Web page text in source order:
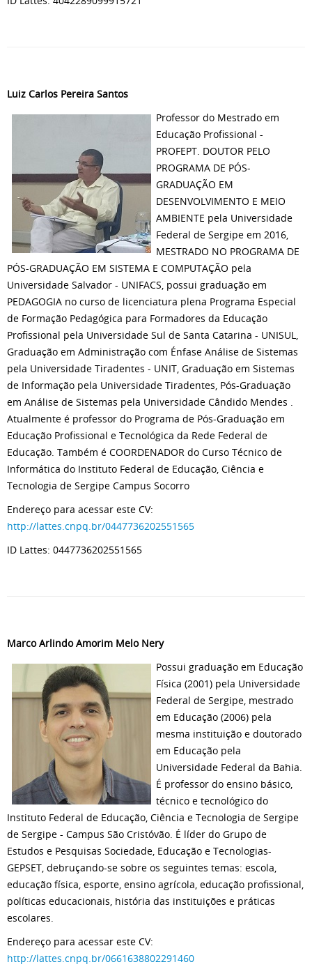
Luiz Carlos Pereira Santos
Professor do Mestrado em
Educação Profissional -
PROFEPT. DOUTOR PELO
PROGRAMA DE PÓS-
GRADUAÇÃO EM
DESENVOLVIMENTO E MEIO
AMBIENTE pela Universidade
Federal de Sergipe em 2016,
MESTRADO NO PROGRAMA DE
PÓS-GRADUAÇÃO EM SISTEMA E COMPUTAÇÃO pela
Universidade Salvador - UNIFACS, possui graduação em
PEDAGOGIA no curso de licenciatura plena Programa Especial
de Formação Pedagógica para Formadores da Educação
Profissional pela Universidade Sul de Santa Catarina - UNISUL,
Graduação em Administração com Énfase Análise de Sistemas
pela Universidade Tiradentes - UNIT, Graduação em Sistemas
de Informação pela Universidade Tiradentes, Pós-Graduação
em Análise de Sistemas pela Universidade Cândido Mendes .
Atualmente é professor do Programa de Pós-Graduação em
Educação Profissional e Tecnológica da Rede Federal de
Educação. Também é COORDENADOR do Curso Técnico de
Informática do Instituto Federal de Educação, Ciência e
Tecnologia de Sergipe Campus Socorro
Endereço para acessar este CV:
http://lattes.cnpq.br/0447736202551565
ID Lattes: 0447736202551565
Marco Arlindo Amorim Melo Nery
Possui graduação em Educação
Física (2001) pela Universidade
Federal de Sergipe, mestrado
em Educação (2006) pela
mesma instituição e doutorado
em Educação pela
Universidade Federal da Bahia.
É professor do ensino básico,
técnico e tecnológico do
Instituto Federal de Educação, Ciência e Tecnologia de Sergipe
de Sergipe - Campus São Cristóvão. É líder do Grupo de
Estudos e Pesquisas Sociedade, Educação e Tecnologias-
GEPSET, debruçando-se sobre os seguintes temas: escola,
educação física, esporte, ensino agrícola, educação profissional,
políticas educacionais, história das instituições e práticas
escolares.
Endereço para acessar este CV:
http://lattes.cnpq.br/0661638802291460